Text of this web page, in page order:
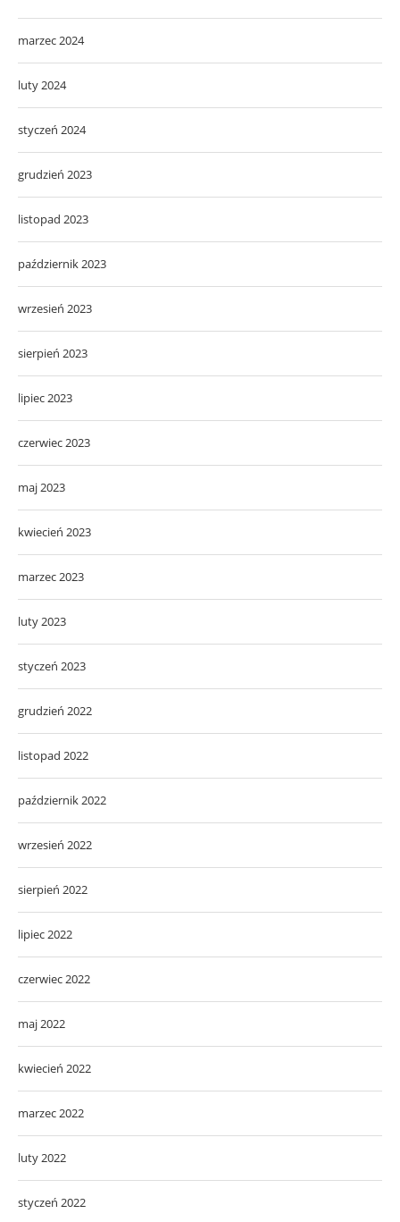
marzec 2024
luty 2024
styczeń 2024
grudzień 2023
listopad 2023
październik 2023
wrzesień 2023
sierpień 2023
lipiec 2023
czerwiec 2023
maj 2023
kwiecień 2023
marzec 2023
luty 2023
styczeń 2023
grudzień 2022
listopad 2022
październik 2022
wrzesień 2022
sierpień 2022
lipiec 2022
czerwiec 2022
maj 2022
kwiecień 2022
marzec 2022
luty 2022
styczeń 2022